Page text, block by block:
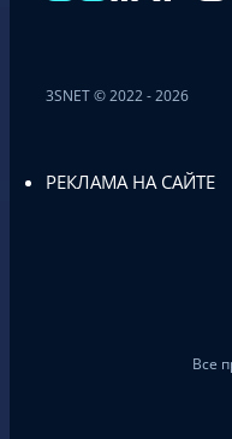
3SNET © 2022 - 2026
РЕКЛАМА НА САЙТЕ
Все